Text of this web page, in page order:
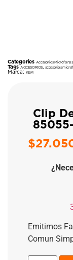
Categories Accesorios Micrófonos
Tags ACCESORIOS accesorios
Marca: K&M
Clip
$
Emitimos
Comun